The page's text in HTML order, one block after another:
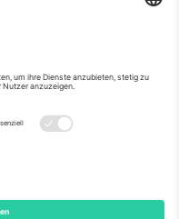
kann je nach
Veranstaltungsseite, im